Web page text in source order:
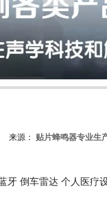
来源： 贴片蜂鸣器专业生
牙 倒车雷达 个人医疗